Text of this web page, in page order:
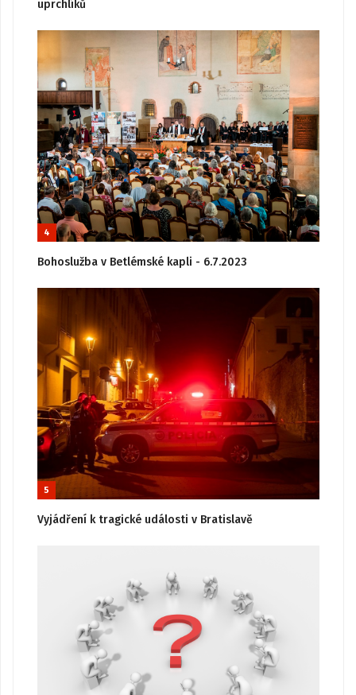
uprchlíků
4
Bohoslužba v Betlémské kapli - 6.7.2023
5
Vyjádření k tragické události v Bratislavě